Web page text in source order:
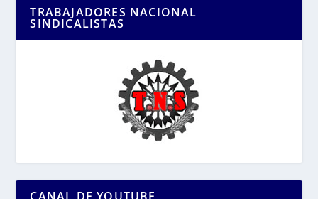
TRABAJADORES NACIONAL
SINDICALISTAS